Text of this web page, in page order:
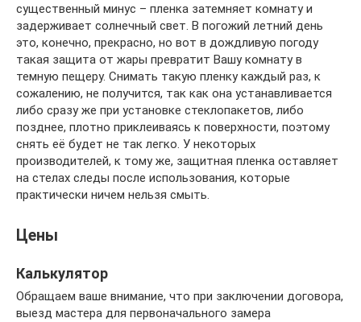
существенный минус – пленка затемняет комнату и
задерживает солнечный свет. В погожий летний день
это, конечно, прекрасно, но вот в дождливую погоду
такая защита от жары превратит Вашу комнату в
темную пещеру. Снимать такую пленку каждый раз, к
сожалению, не получится, так как она устанавливается
либо сразу же при установке стеклопакетов, либо
позднее, плотно приклеиваясь к поверхности, поэтому
снять её будет не так легко. У некоторых
производителей, к тому же, защитная пленка оставляет
на стелах следы после использования, которые
практически ничем нельзя смыть.
Цены
Калькулятор
Обращаем ваше внимание, что при заключении договора,
выезд мастера для первоначального замера